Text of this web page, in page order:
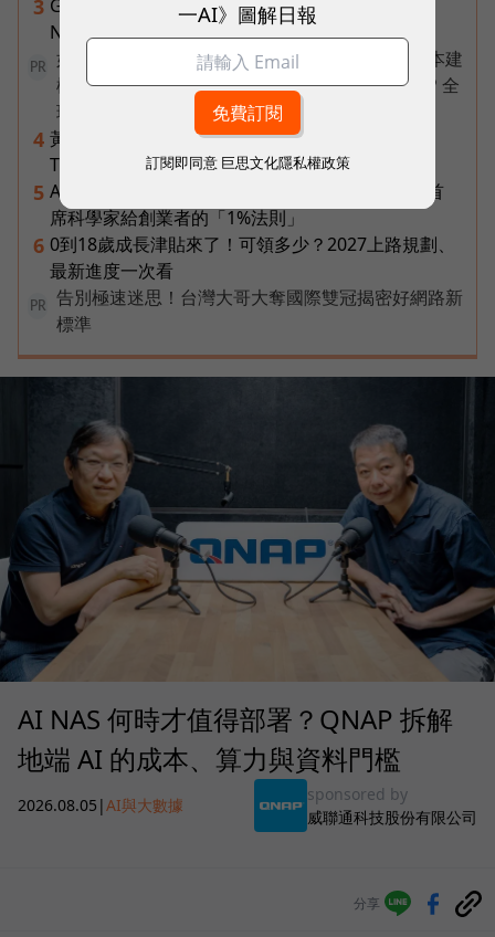
3 Gemini完整教學地圖！37篇實測整理，
Notebooks、Spark、提示詞架構全打包
PR
如何打造營運不中斷的資料平台？教你以最適成本建
構 AI Ready 資料平台 ✨ 搶先預約 09/18《QNAP 全
球巡迴論壇台北首場》
4 黃仁勳再喊下一波AI浪潮是機器人！輝達Jetson
Thor台鏈名單曝光，這些可望成受惠族群
5 AI已經做得到20%的題目，反而不要碰！Google首
席科學家給創業者的「1%法則」
6 0到18歲成長津貼來了！可領多少？2027上路規劃、
最新進度一次看
PR
告別極速迷思！台灣大哥大奪國際雙冠揭密好網路新
標準
AI NAS 何時才值得部署？QNAP 拆解
地端 AI 的成本、算力與資料門檻
2026.08.05 |AI與大數據
sponsored by
威聯通科技股份有限公司
分享
一AI》圖解日報
訂閱即同意 巨思文化隱私權政策